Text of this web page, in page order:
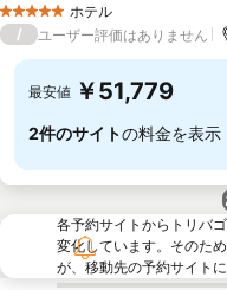
5 ホテルのランク
ホテル
/ ユーザー評価はありません
最安値 ￥51,779
2件のサイトの料金を表示
各予約サイトからトリバ
変化しています。そのた
が、移動先の予約サイト